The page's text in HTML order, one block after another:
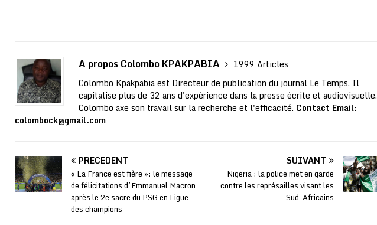
A propos Colombo KPAKPABIA
1999 Articles
Colombo Kpakpabia est Directeur de publication du journal Le Temps. Il
capitalise plus de 32 ans d'expérience dans la presse écrite et audiovisuelle.
Colombo axe son travail sur la recherche et l'efficacité. Contact Email:
colombock@gmail.com
PRÉCÉDENT
« La France est fière »: le message
de félicitations d’Emmanuel Macron
après le 2e sacre du PSG en Ligue
des champions
SUIVANT
Nigeria : la police met en garde
contre les représailles visant les
Sud-Africains